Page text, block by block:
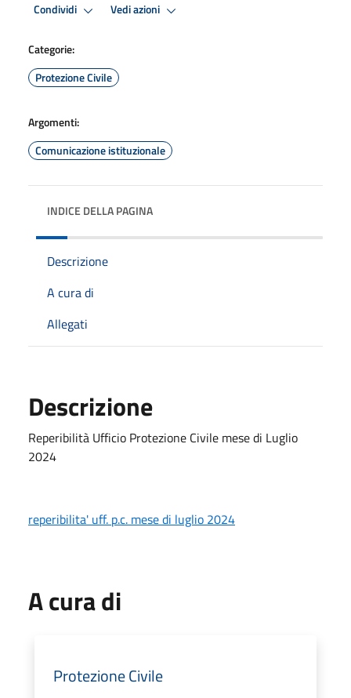
Condividi Vedi azioni
Categorie:
Protezione Civile
Argomenti:
Comunicazione istituzionale
INDICE DELLA PAGINA
Descrizione
A cura di
Allegati
Descrizione
Reperibilità Ufficio Protezione Civile mese di Luglio
2024
reperibilita' uff. p.c. mese di luglio 2024
A cura di
Protezione Civile